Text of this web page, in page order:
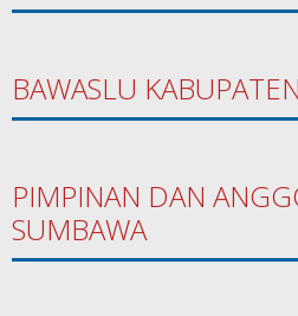
BAWASLU
PIMPINAN DAN
SUMBAWA